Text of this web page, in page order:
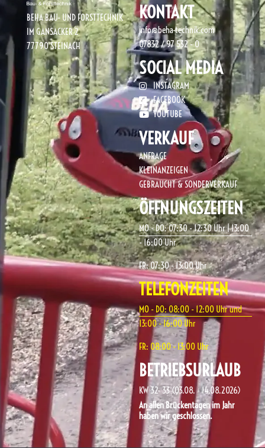
BEHA BAU- UND FORSTTECHNIK
IM GANSACKER 2
77790 STEINACH
KONTAKT
info@beha-technik.com
07832 / 97 532 - 0
SOCIAL MEDIA
INSTAGRAM
FACEBOOK
YOUTUBE
VERKAUF
ANFRAGE
KLEINANZEIGEN
GEBRAUCHT & SONDERVERKAUF
ÖFFNUNGSZEITEN
MO - DO: 07:30 - 12:30 Uhr | 13:00
- 16:00 Uhr
FR: 07:30 - 13:00 Uhr
TELEFONZEITEN
MO - DO: 08:00 - 12:00 Uhr und
13:00 - 16:00 Uhr
FR: 08:00 - 13:00 Uhr
BETRIEBSURLAUB
KW 32- 33 (03.08. - 14.08.2026)
An allen Brückentagen im Jahr
haben wir geschlossen.